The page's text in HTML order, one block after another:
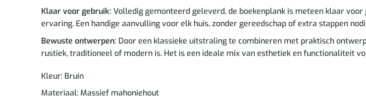
Klaar voor gebruik: Volledig gemonteerd geleverd, de boekenplank is meteen klaar
ervaring. Een handige aanvulling voor elk huis, zonder gereedschap of extra stappen
Bewuste ontwerpen: Door een klassieke uitstraling te combineren met praktisch
rustiek, traditioneel of modern is. Het is een ideale mix van esthetiek en functionaliteit
Kleur: Bruin
Materiaal: Massief mahoniehout